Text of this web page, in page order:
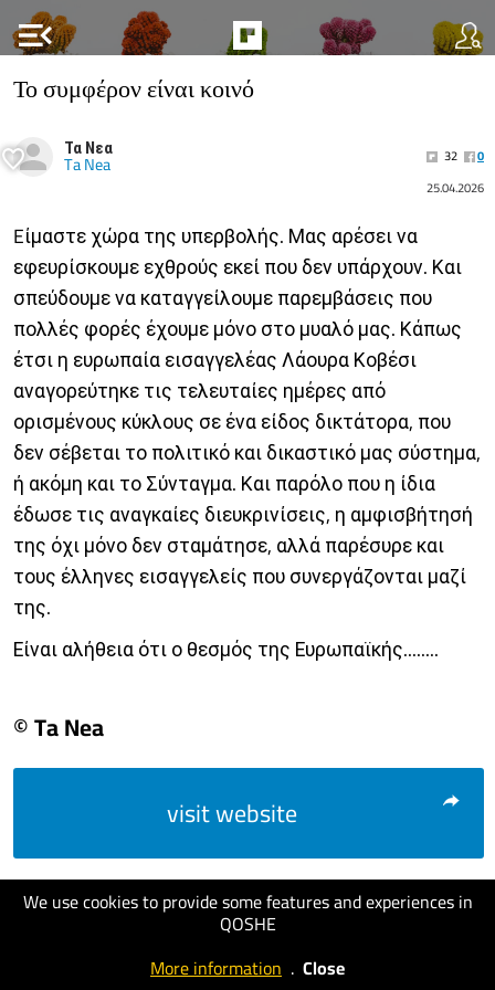
menu_open
We use cookies to provide some features and experiences in
QOSHE
More information . Close
Το συμφέρον είναι κοινό
Τα Νεα
Ta Nea 32
0
25.04.2026
Eίμαστε χώρα της υπερβολής. Μας αρέσει να
εφευρίσκουμε εχθρούς εκεί που δεν υπάρχουν. Και
σπεύδουμε να καταγγείλουμε παρεμβάσεις που
πολλές φορές έχουμε μόνο στο μυαλό μας. Κάπως
έτσι η ευρωπαία εισαγγελέας Λάουρα Κοβέσι
αναγορεύτηκε τις τελευταίες ημέρες από
ορισμένους κύκλους σε ένα είδος δικτάτορα, που
δεν σέβεται το πολιτικό και δικαστικό μας σύστημα,
ή ακόμη και το Σύνταγμα. Και παρόλο που η ίδια
έδωσε τις αναγκαίες διευκρινίσεις, η αμφισβήτησή
της όχι μόνο δεν σταμάτησε, αλλά παρέσυρε και
τους έλληνες εισαγγελείς που συνεργάζονται μαζί
της.
Είναι αλήθεια ότι ο θεσμός της Ευρωπαϊκής........
© Ta Nea
visit website